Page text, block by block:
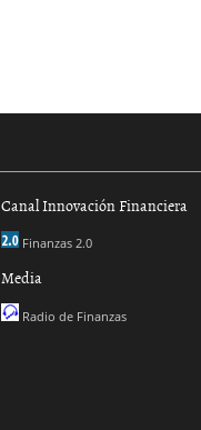
Canal Innovación Financiera
Finanzas 2.0
Media
Radio de Finanzas